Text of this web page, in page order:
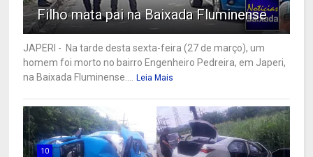
Filho mata pai na Baixada Fluminense
JAPERI - Na tarde desta sexta-feira (27 de março), um
homem foi morto no bairro Engenheiro Pedreira, em Japeri,
na Baixada Fluminense.... Leia Mais
10